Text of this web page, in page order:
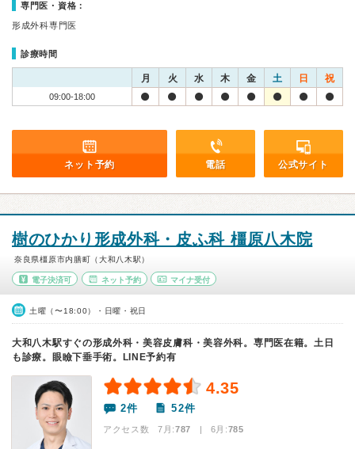
専門医・資格：
形成外科専門医
診療時間
月 火 水 木 金 土 日 祝
09:00-18:00
ネット予約 電話 公式サイト
樹のひかり形成外科・皮ふ科 橿原八木院
奈良県橿原市内膳町（大和八木駅）
電子決済可 ネット予約 マイナ受付
土曜（〜18:00）・日曜・祝日
大和八木駅すぐの形成外科・美容皮膚科・美容外科。専門医在籍。土日
も診療。眼瞼下垂手術。LINE予約有
4.35
2件 52件
アクセス数 7月:787 | 6月:785